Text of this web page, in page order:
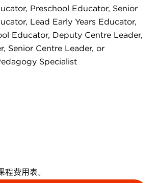
Preschool Educator, Senior
Lead Early Years Educator,
Educator, Deputy Centre Leader,
Senior Centre Leader, or
Specialist
程费用表。